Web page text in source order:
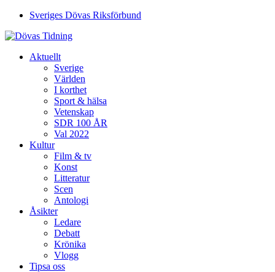
Sveriges Dövas Riksförbund
Aktuellt
Sverige
Världen
I korthet
Sport & hälsa
Vetenskap
SDR 100 ÅR
Val 2022
Kultur
Film & tv
Konst
Litteratur
Scen
Antologi
Åsikter
Ledare
Debatt
Krönika
Vlogg
Tipsa oss